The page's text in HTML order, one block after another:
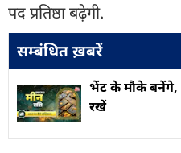
पद प्रतिष्ठा बढ़ेगी.
सम्बंधित ख़बरें
भेंट के मौके बनेंगे,
रखें